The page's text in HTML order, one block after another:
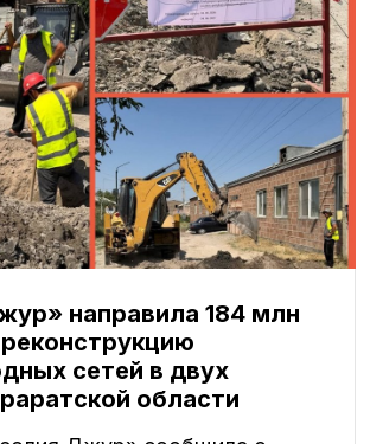
направила 184 млн
сетей в двух
области